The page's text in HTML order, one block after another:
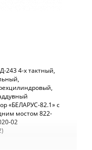
243 4-х тактный,
«БЕЛАРУС-82.1» с
мостом 822-
02